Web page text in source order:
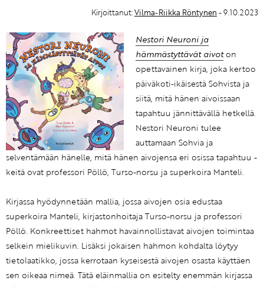
Kirjoittanut:Vilma-Riikka Röntynen - 9.10.2023
Nestori Neuroni ja
hämmästyttävät aivoton
opettavainen kirja, joka kertoo
päiväkoti-ikäisestä Sohvista ja
siitä, mitä hänen aivoissaan
tapahtuu jännittävällä hetkellä.
Nestori Neuroni tulee
auttamaan Sohvia ja
selventämään hänelle, mitä hänen aivojensa eri osissa tapahtuu -
keitä ovat professori Pöllö, Turso-norsu ja superkoira Manteli.
Kirjassa hyödynnetään mallia, jossa aivojen osia edustaa
superkoira Manteli, kirjastonhoitaja Turso-norsu ja professori
Pöllö. Konkreettiset hahmot havainnollistavat aivojen toimintaa
selkein mielikuvin. Lisäksi jokaisen hahmon kohdalta löytyy
tietolaatikko, jossa kerrotaan kyseisestä aivojen osasta käyttäen
sen oikeaa nimeä. Tätä eläinmallia on esitelty enemmän kirjassa